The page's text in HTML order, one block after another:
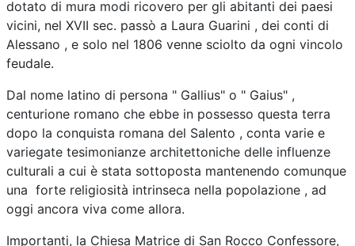
dotato di mura modi ricovero per gli abitanti dei paesi
vicini, nel XVII sec. passò a Laura Guarini , dei conti di
Alessano , e solo nel 1806 venne sciolto da ogni vincolo
feudale.
Dal nome latino di persona " Gallius" o " Gaius" ,
centurione romano che ebbe in possesso questa terra
dopo la conquista romana del Salento , conta varie e
variegate tesimonianze architettoniche delle influenze
culturali a cui è stata sottoposta mantenendo comunque
una forte religiosità intrinseca nella popolazione , ad
oggi ancora viva come allora.
Importanti, la Chiesa Matrice di San Rocco Confessore,